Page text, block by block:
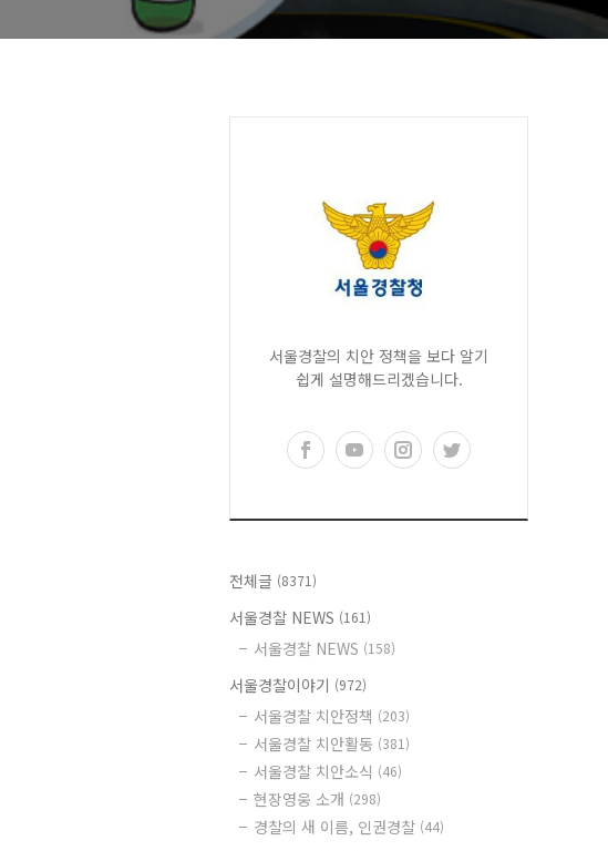
서울경찰의 치안 정책을 보다 알기
쉽게 설명해드리겠습니다.
전체글 (8371)
서울경찰 NEWS (161)
서울경찰 NEWS (158)
서울경찰이야기 (972)
서울경찰 치안정책 (203)
서울경찰 치안활동 (381)
서울경찰 치안소식 (46)
현장영웅 소개 (298)
경찰의 새 이름, 인권경찰 (44)